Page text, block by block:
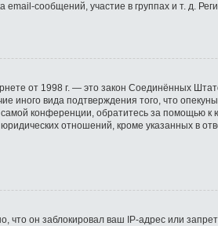
сообщений, участие в группах и т. д.
от 1998 г. — это закон Соединённых
иного вида подтверждения того, что
конференции, обратитесь за помощью
отношений, кроме указанных в
он заблокировал ваш IP-адрес или